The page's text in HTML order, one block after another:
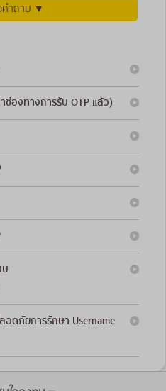
คำถาม ▼
ช่องทางการรับ OTP แล้ว)
อดภัยการรักษา Username